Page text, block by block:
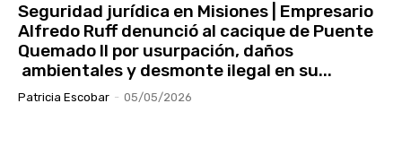
Seguridad jurídica en Misiones | Empresario
Alfredo Ruff denunció al cacique de Puente
Quemado II por usurpación, daños
ambientales y desmonte ilegal en su...
Patricia Escobar - 05/05/2026